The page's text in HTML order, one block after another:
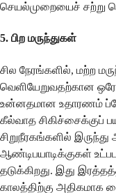
செயல்முறையைச் சற்று
5. பிற மருந்துகள்
சில நேரங்களில், மற்ற
வெளியேறுவதற்கான ஒரே
உன்னதமான உதாரணம்
கீல்வாத சிகிச்சைக்குப்
சிறுநீரகங்களில்
ஆண்டிபயாடிக்குகள்
தடுக்கிறது. இது
காலத்திற்கு அதிகமாக